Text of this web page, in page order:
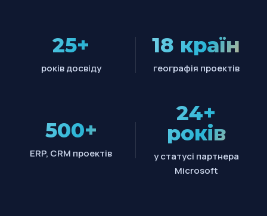
25+
років досвіду
18 країн
географія проектів
500+
ERP, CRM проектів
24+
років
у статусі партнера
Microsoft